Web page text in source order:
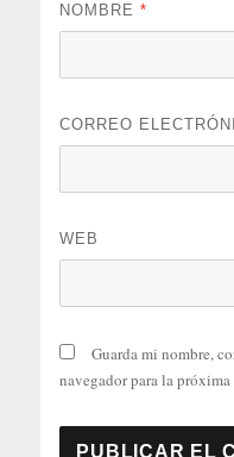
NOMBRE*
CORREO
WEB
Guarda mi nombre,
navegador para la